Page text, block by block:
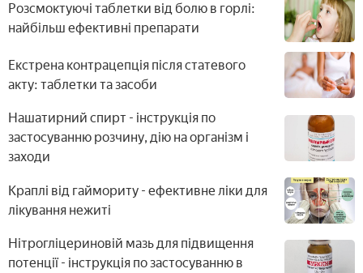
Розсмоктуючі таблетки від болю в горлі:
найбільш ефективні препарати
Екстрена контрацепція після статевого
акту: таблетки та засоби
Нашатирний спирт - інструкція по
застосуванню розчину, дію на організм і
заходи
Краплі від гаймориту - ефективне ліки для
лікування нежиті
Нітрогліцериновій мазь для підвищення
потенції - інструкція по застосуванню в